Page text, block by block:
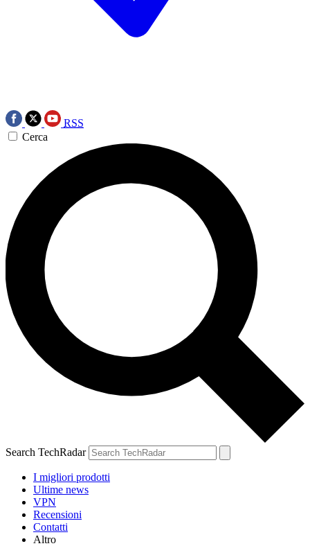
RSS
Cerca
Search TechRadar
I migliori prodotti
Ultime news
VPN
Recensioni
Contatti
Altro